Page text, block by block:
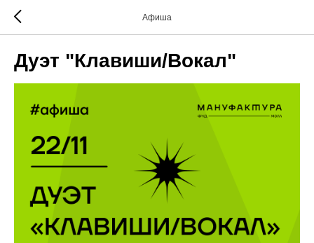
Афиша
Дуэт "Клавиши/Вокал"